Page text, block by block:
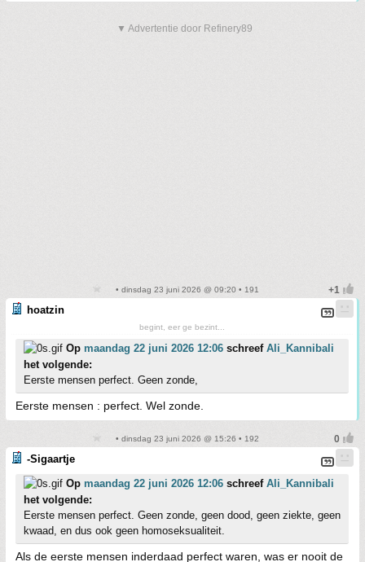
▼ Advertentie door Refinery89
• dinsdag 23 juni 2026 @ 09:20 • 191
hoatzin
begint, eer ge bezint...
Op maandag 22 juni 2026 12:06 schreef Ali_Kannibali
het volgende:
Eerste mensen perfect. Geen zonde,
Eerste mensen : perfect. Wel zonde.
• dinsdag 23 juni 2026 @ 15:26 • 192
-Sigaartje
Op maandag 22 juni 2026 12:06 schreef Ali_Kannibali
het volgende:
Eerste mensen perfect. Geen zonde, geen dood, geen ziekte, geen
kwaad, en dus ook geen homoseksualiteit.
Als de eerste mensen inderdaad perfect waren, was er nooit de